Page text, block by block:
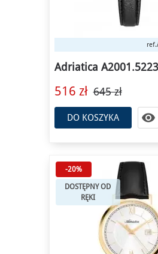
ref.
Adriatica
516 zł 645 zł
DO KOSZYKA 
-20%
DOSTĘPNY OD
RĘKI